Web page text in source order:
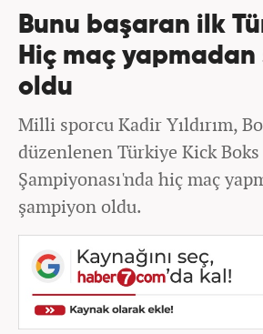
Bunu başaran ilk
Hiç maç yapmadan
oldu
Milli sporcu Kadir Yıldırım,
düzenlenen Türkiye Kick Boks
Şampiyonası'nda hiç maç
şampiyon oldu.